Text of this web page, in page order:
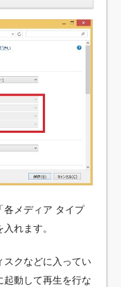
各メディア タイプ
れます。
スクなどに入ってい
起動して再生を行な